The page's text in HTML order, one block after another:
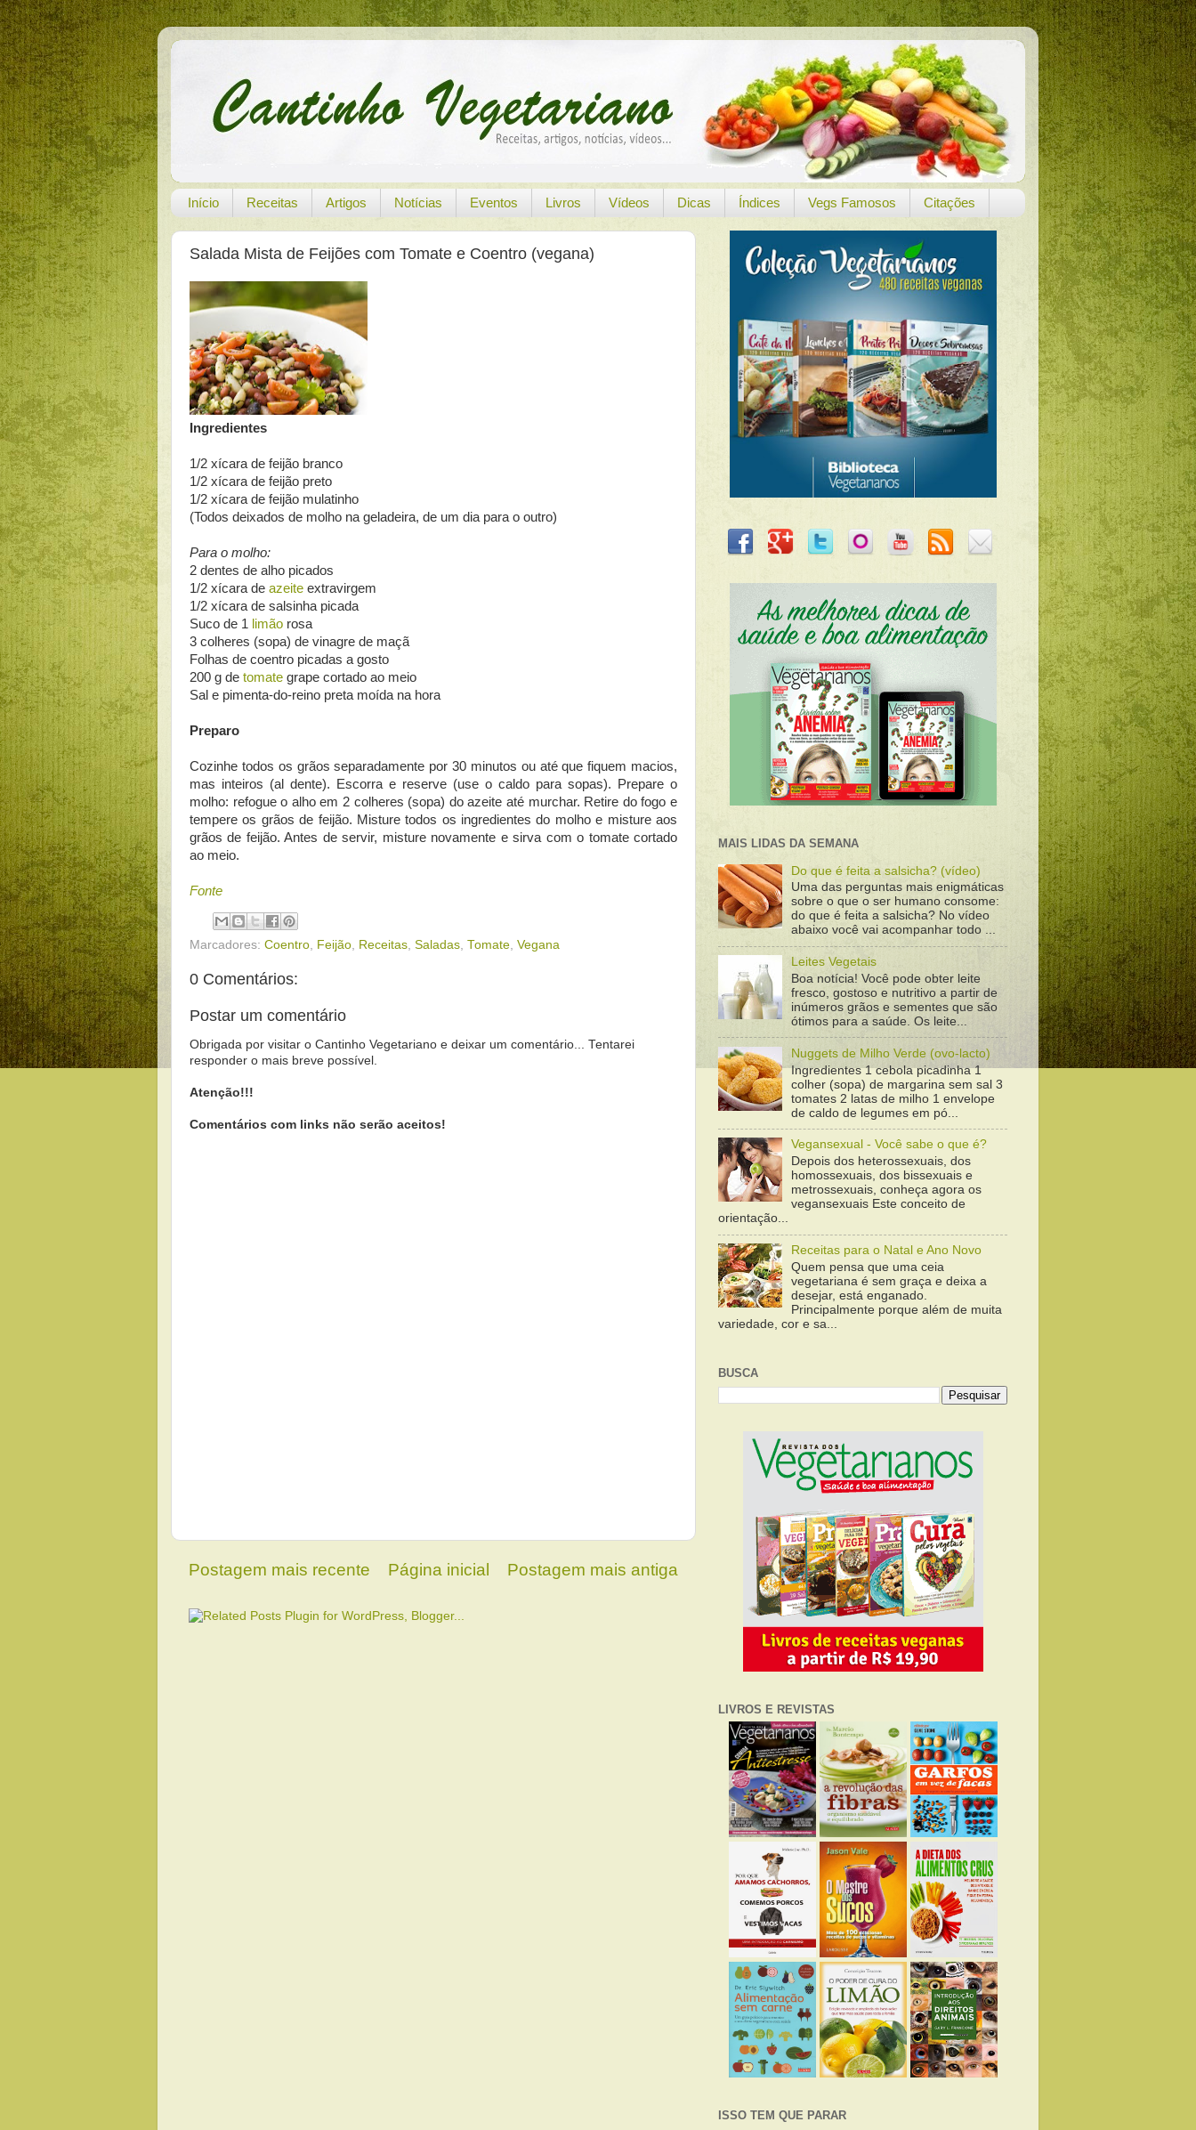
Início Receitas Artigos Notícias Eventos Livros Vídeos Dicas Índices Vegs Famosos Citações
Salada Mista de Feijões com Tomate e Coentro (vegana)
Ingredientes
1/2 xícara de feijão branco
1/2 xícara de feijão preto
1/2 xícara de feijão mulatinho
(Todos deixados de molho na geladeira, de um dia para o outro)
Para o molho:
2 dentes de alho picados
1/2 xícara de azeite extravirgem
1/2 xícara de salsinha picada
Suco de 1 limão rosa
3 colheres (sopa) de vinagre de maçã
Folhas de coentro picadas a gosto
200 g de tomate grape cortado ao meio
Sal e pimenta-do-reino preta moída na hora
Preparo
Cozinhe todos os grãos separadamente por 30 minutos ou até que fiquem macios,
mas inteiros (al dente). Escorra e reserve (use o caldo para sopas). Prepare o
molho: refogue o alho em 2 colheres (sopa) do azeite até murchar. Retire do fogo e
tempere os grãos de feijão. Misture todos os ingredientes do molho e misture aos
grãos de feijão. Antes de servir, misture novamente e sirva com o tomate cortado
ao meio.
Fonte
Marcadores: Coentro Feijão Receitas Saladas Tomate Vegana
0 Comentários:
Postar um comentário
Obrigada por visitar o Cantinho Vegetariano e deixar um comentário... Tentarei
responder o mais breve possível.
Atenção!!!
Comentários com links não serão aceitos!
Postagem mais recente Postagem mais antiga
Página inicial
MAIS LIDAS DA SEMANA
Do que é feita a salsicha? (vídeo)
Uma das perguntas mais enigmáticas
sobre o que o ser humano consome:
do que é feita a salsicha? No vídeo
abaixo você vai acompanhar todo ...
Leites Vegetais
Boa notícia! Você pode obter leite
fresco, gostoso e nutritivo a partir de
inúmeros grãos e sementes que são
ótimos para a saúde. Os leite...
Nuggets de Milho Verde (ovo-lacto)
Ingredientes 1 cebola picadinha 1
colher (sopa) de margarina sem sal 3
tomates 2 latas de milho 1 envelope
de caldo de legumes em pó...
Vegansexual - Você sabe o que é?
Depois dos heterossexuais, dos
homossexuais, dos bissexuais e
metrossexuais, conheça agora os
vegansexuais Este conceito de
orientação...
Receitas para o Natal e Ano Novo
Quem pensa que uma ceia
vegetariana é sem graça e deixa a
desejar, está enganado.
Principalmente porque além de muita
variedade, cor e sa...
BUSCA
LIVROS E REVISTAS
ISSO TEM QUE PARAR